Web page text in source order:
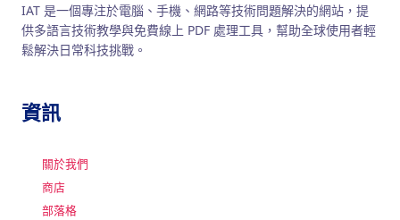
IAT 是一個專注於電腦、手機、網路等技術問題解決的網站，提
供多語言技術教學與免費線上 PDF 處理工具，幫助全球使用者輕
鬆解決日常科技挑戰。
資訊
關於我們
商店
部落格